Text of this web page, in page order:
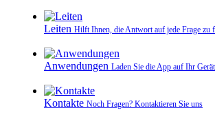
Leiten Hilft Ihnen, die Antwort auf jede Frage zu
Anwendungen Laden Sie die App auf Ihr
Kontakte Noch Fragen? Kontaktieren Sie uns